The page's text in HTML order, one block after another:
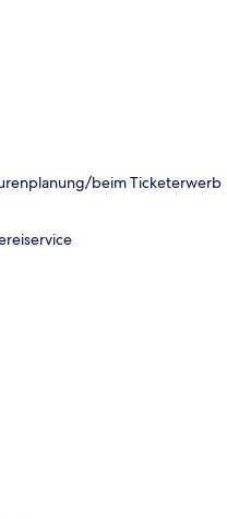
beim Ticketerwerb